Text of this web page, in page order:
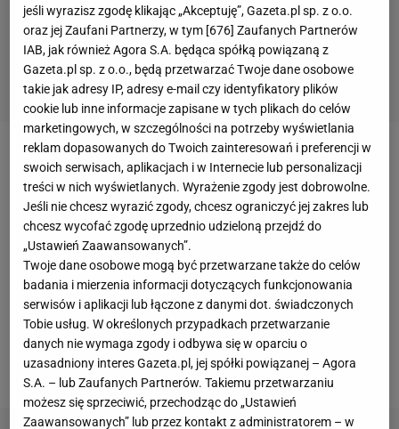
To był fenomenalny występHuberta Hurkacza.
Wrocławianin po znakomitym meczu w niespełna
półtorej godziny ograł Adrieja Rublowa (6:3, 6:4) i
zakwalifikował się do finału turnieju ATP Masters
1000 w Miami, który jest nazywany "piątą lewą
Wielkiego Szlema”. To największy sukces w karierze
Polaka. – Występ w finale to dla mnie niesamowite
osiągnięcie. Ten awans wiele dla mnie znaczy –
podkreślił 24-latek w pomeczowym wywiadzie.
jeśli wyrazisz zgodę klikając „Akceptuję”, Gazeta.pl sp. z o.o.
oraz jej Zaufani Partnerzy, w tym [676] Zaufanych Partnerów
IAB, jak również Agora S.A. będąca spółką powiązaną z
Gazeta.pl sp. z o.o., będą przetwarzać Twoje dane osobowe
takie jak adresy IP, adresy e-mail czy identyfikatory plików
cookie lub inne informacje zapisane w tych plikach do celów
marketingowych, w szczególności na potrzeby wyświetlania
reklam dopasowanych do Twoich zainteresowań i preferencji w
swoich serwisach, aplikacjach i w Internecie lub personalizacji
treści w nich wyświetlanych. Wyrażenie zgody jest dobrowolne.
Jeśli nie chcesz wyrazić zgody, chcesz ograniczyć jej zakres lub
chcesz wycofać zgodę uprzednio udzieloną przejdź do
„Ustawień Zaawansowanych”.
Twoje dane osobowe mogą być przetwarzane także do celów
badania i mierzenia informacji dotyczących funkcjonowania
serwisów i aplikacji lub łączone z danymi dot. świadczonych
Tobie usług. W określonych przypadkach przetwarzanie
danych nie wymaga zgody i odbywa się w oparciu o
uzasadniony interes Gazeta.pl, jej spółki powiązanej – Agora
S.A. – lub Zaufanych Partnerów. Takiemu przetwarzaniu
możesz się sprzeciwić, przechodząc do „Ustawień
Zaawansowanych” lub przez kontakt z administratorem – w